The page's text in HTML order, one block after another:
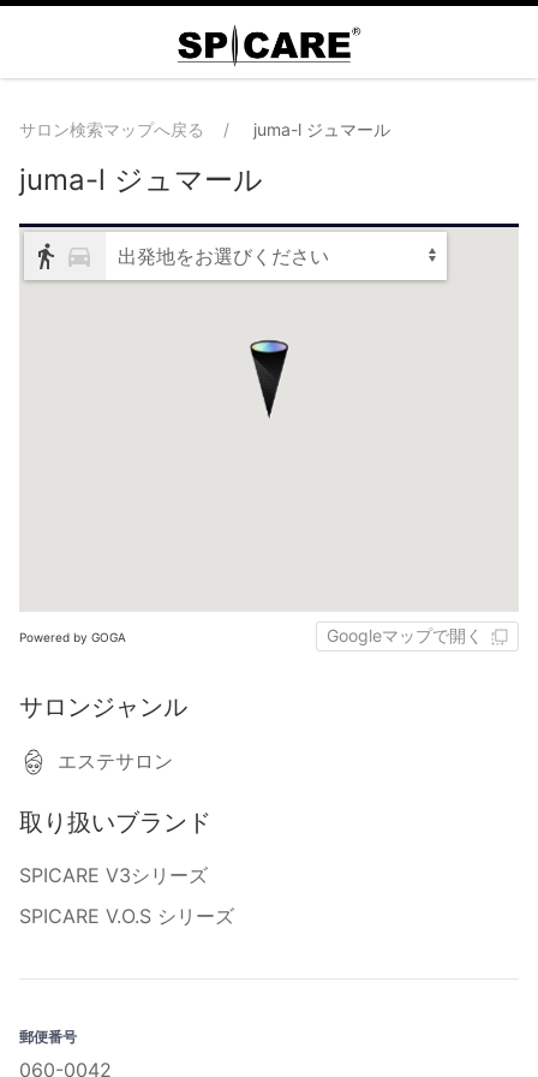
サロン検索マップへ戻る juma-l ジュマール
juma-l ジュマール
出発地をお選びください
Powered by GOGA Googleマップで開く
サロンジャンル
エステサロン
取り扱いブランド
SPICARE V3シリーズ
SPICARE V.O.S シリーズ
郵便番号
060-0042